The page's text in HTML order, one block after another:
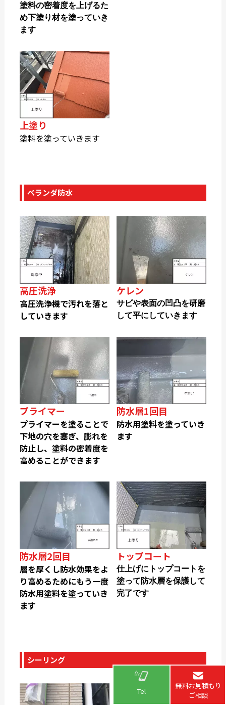
無料お見積もり
ご相談
Tel
塗料の密着度を上げるた
め下塗り材を塗っていき
ます
上塗り
塗料を塗っていきます
ベランダ防水
高圧洗浄
高圧洗浄機で汚れを落と
していきます
ケレン
サビや表面の凹凸を研磨
して平にしていきます
プライマー
プライマーを塗ることで
下地の穴を塞ぎ、膨れを
防止し、塗料の密着度を
高めることができます
防水層1回目
防水用塗料を塗っていき
ます
防水層2回目
層を厚くし防水効果をよ
り高めるためにもう一度
防水用塗料を塗っていき
ます
トップコート
仕上げにトップコートを
塗って防水層を保護して
完了です
シーリング